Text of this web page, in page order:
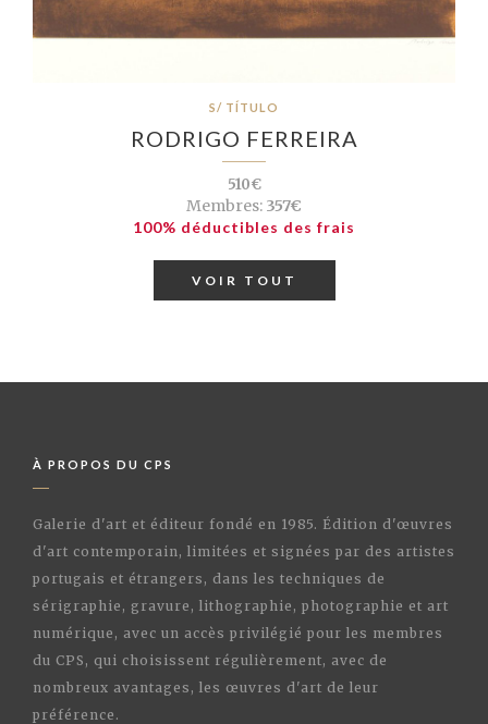
S/ TÍTULO
RODRIGO FERREIRA
510€
Membres: 357€
100% déductibles des frais
VOIR TOUT
À PROPOS DU CPS
Galerie d'art et éditeur fondé en 1985. Édition d'œuvres
d'art contemporain, limitées et signées par des artistes
portugais et étrangers, dans les techniques de
sérigraphie, gravure, lithographie, photographie et art
numérique, avec un accès privilégié pour les membres
du CPS, qui choisissent régulièrement, avec de
nombreux avantages, les œuvres d'art de leur
préférence.